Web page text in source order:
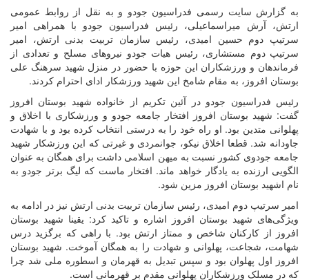
به گزارش سایت رسمی فدراسیون جودو و به نقل از روابط عمومی
ارتش، آرش میراسماعیلی، رئیس فدراسیون جودو با همراهی امیر
سرتیپ دوم حسین امیدی، رئیس سازمان تربیت بدنی ارتش، امیر
سرتیپ دوم مستشاری، رئیس هیات جودو نیروهای مسلح و تعدادی از
فرماندهان و ورزشکاران این حوزه با حضور در منزل شهید سرهنگ علی
بوستان افروز، به مقام شامخ این شهید ورزشکار ادای احترام کردند.
رئیس فدراسیون جودو در آئین تکریم از خانواده شهید بوستان افروز
گفت: شهید بوستان افروز افتخار جامعه جودو و ورزشکاری با اخلاق و
پهلوانی متدین بود. او راه خود را به درستی انتخاب کرده بود و با شهادت
جاودانه شد. قطعا اخلاق نیکو، جوانمردی و غیرتی که این ورزشکار شهید
جامعه جودوی کشور نسبت به میهن اسلامی داشت برای همگان به عنوان
الگویی ارزنده به یادگار خواهد ماند. افتخار ماست که لیگ برتر جودو به
نام اشهید بوستان افروز مزین شود.
امیر سرتیپ دوم امیدی، رئیس سازمان تربیت بدنی ارتش نیز در ادامه به
ویژگی‌های شهید بوستان افروز اشاره و تاکید کرد: یقینا شهید بوستان
افروز از کارکنان شاخص و ممتاز ارتش بود. با راهی که برگزید درس
شهامت، شجاعت، پهلوانی و شهادت را به همگان آموخت. شهید بوستان
افروز اول پهلوان بود و سپس تبدیل به قهرمان و اسطوره ملی شد چرا
که در مسلک ورزشکاران پهلوانی مقدم بر قهرمانی است.